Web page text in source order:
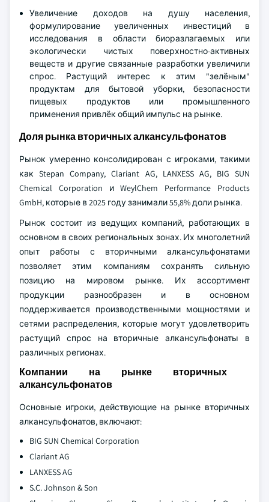
Увеличение доходов на душу населения,
формулирование увеличенных инвестиций в
исследования в области биоразлагаемых или
экологически чистых поверхностно-активных
веществ и другие связанные разработки увеличили
спрос. Растущий интерес к этим "зелёным"
продуктам для бытовой уборки, безопасности
пищевых продуктов или промышленного
применения привлёк общий импульс на рынке.
Доля рынка вторичных алкансульфонатов
Рынок умеренно консолидирован с игроками, такими
как Stepan Company, Clariant AG, LANXESS AG, BIG SUN
Chemical Corporation и WeylChem Performance Products
GmbH, которые в 2025 году занимали 55,8% доли рынка.
Рынок состоит из ведущих компаний, работающих в
основном в своих региональных зонах. Их многолетний
опыт работы с вторичными алкансульфонатами
позволяет этим компаниям сохранять сильную
позицию на мировом рынке. Их ассортимент
продукции разнообразен и в основном
поддерживается производственными мощностями и
сетями распределения, которые могут удовлетворить
растущий спрос на вторичные алкансульфонаты в
различных регионах.
Компании на рынке вторичных
алкансульфонатов
Основные игроки, действующие на рынке вторичных
алкансульфонатов, включают:
BIG SUN Chemical Corporation
Clariant AG
LANXESS AG
S.C. Johnson & Son